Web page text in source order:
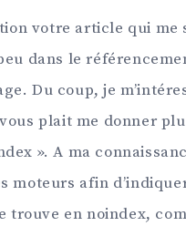
votre article qui
dans le
Du coup, je
plait me donner
». A ma
moteurs afin
trouve en noindex,